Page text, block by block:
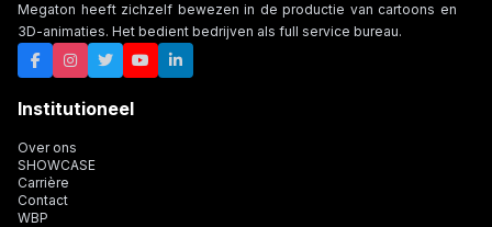
Megaton heeft zichzelf bewezen in de productie van cartoons en
3D-animaties. Het bedient bedrijven als full service bureau.
Institutioneel
Over ons
SHOWCASE
Carrière
Contact
WBP